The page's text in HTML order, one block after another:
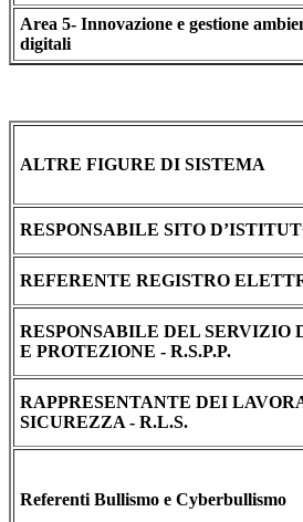
Area 5- Innovazione e gestione
digitali
ALTRE FIGURE DI SISTEMA
RESPONSABILE SITO
REFERENTE REGISTRO
RESPONSABILE DEL SERVIZIO
E PROTEZIONE - R.S.P.P.
RAPPRESENTANTE DEI
SICUREZZA - R.L.S.
Referenti Bullismo e Cyberbullismo